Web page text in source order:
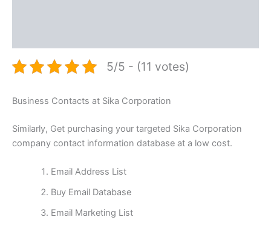
5/5 - (11 votes)
Business Contacts at Sika Corporation
Similarly, Get purchasing your targeted Sika Corporation
company contact information database at a low cost.
Email Address List
Buy Email Database
Email Marketing List